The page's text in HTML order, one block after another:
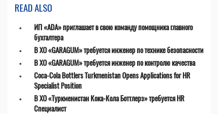
READ ALSO
ИП «ADA» приглашает в свою команду помощника главного
бухгалтера
В ХО «GARAGUM» требуется инженер по технике безопасности
В ХО «GARAGUM» требуется инженер по контролю качества
Coca-Cola Bottlers Turkmenistan Opens Applications for HR
Specialist Position
В ХО «Туркменистан Кока-Кола Боттлерз» требуется HR
Специалист